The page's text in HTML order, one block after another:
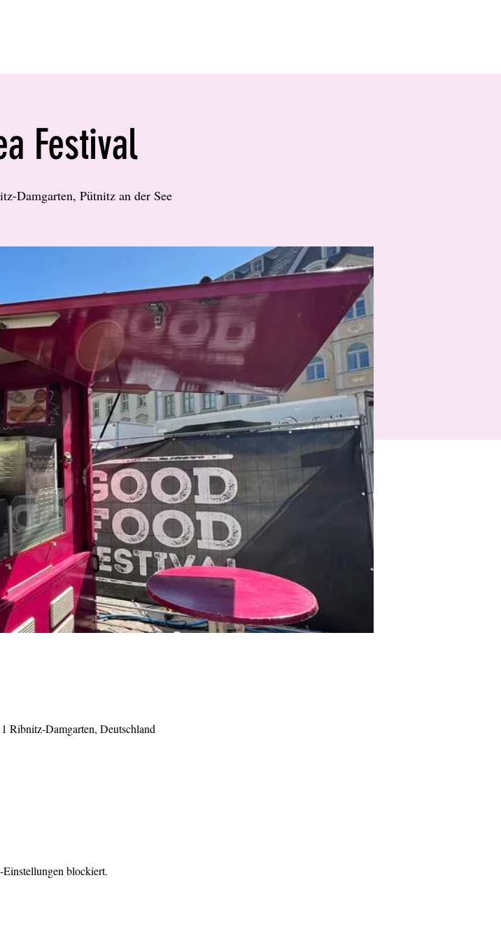
Festival
Damgarten, Pütnitz an der See
Ribnitz-Damgarten, Deutschland
blockiert.